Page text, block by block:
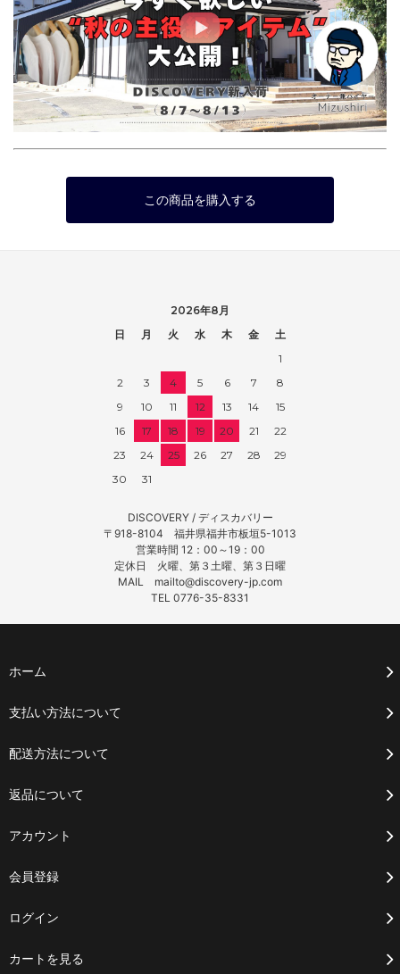
この商品を購入する
2026年8月
日
月 火 水 木 金
土
1
2
3 4 5 6 7
8
9
10 11 12 13 14
15
16
17 18 19 20 21
22
23
24 25 26 27 28
29
30
31
DISCOVERY / ディスカバリー
〒918-8104 福井県福井市板垣5-1013
営業時間 12：00～19：00
定休日 火曜、第３土曜、第３日曜
MAIL mailto@discovery-jp.com
TEL 0776-35-8331
ホーム
支払い方法について
配送方法について
返品について
アカウント
会員登録
ログイン
カートを見る